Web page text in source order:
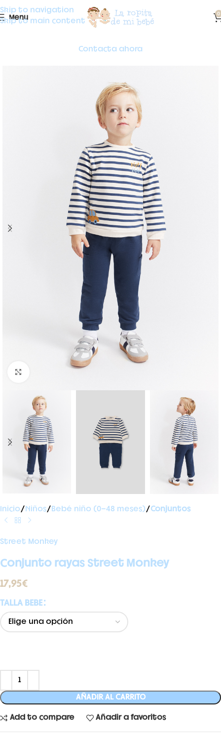
Skip to navigation
Skip to main content
Menu 0
Contacta ahora
Inicio Niños Bebé niño (0-48 meses) Conjuntos
Street Monkey
Conjunto rayas Street Monkey
17,95€
TALLA BEBE
AÑADIR AL CARRITO
Add to compare Añadir a favoritos